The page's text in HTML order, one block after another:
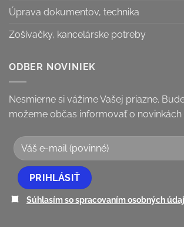
Úprava dokumentov, technika
Zošívačky, kancelárske potreby
ODBER NOVINIEK
Nesmierne si vážime Vašej priazne.
možeme občas informovať o novinkách
Súhlasím so spracovaním osobných